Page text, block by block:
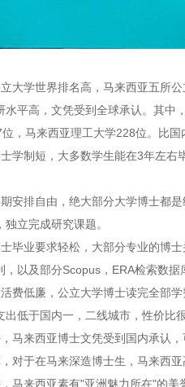
学世界排名高，马来西亚五所公
水平高，文凭受到全球承认。其中
，马来西亚理工大学228位。比国
制短，大多数学生能在3年左右
排自由，绝大部分大学博士都是
立完成研究课题。
业要求轻松，大部分专业的博士
，以及部分Scopus，ERA检索数据
低廉，公立大学博士读完全部学
出低于国内一，二线城市，性价比很
来西亚博士文凭受到国内承认，
于在马来深造博士生，马来西亚
来西亚素有"亚洲魅力所在"的美